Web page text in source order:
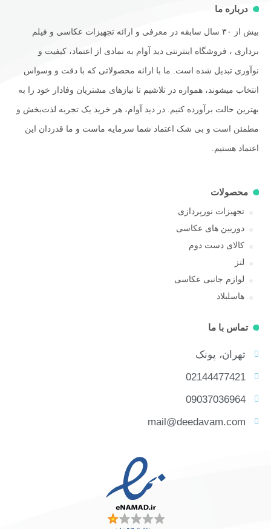
درباره ما
بیش از ۳۰ سال سابقه در معرفی و ارائه تجهیزات عکاسی و فیلم
برداری ، فروشگاه اینترنتی دید آوام به نمادی از اعتماد، کیفیت و
نوآوری تبدیل شده است. ما با ارائه محصولاتی که با دقت و وسواس
انتخاب میشوند، همواره در تلاشیم تا نیازهای مشتریان وفادار خود را به
بهترین حالت برآورده کنیم. در دید آوام، هر خرید یک تجربه لذت‌بخش و
مطمئن است و بی شک اعتماد شما سرمایه ماست و ما قدردان این
اعتماد هستیم.
محصولات
تجهیزات نورپردازی
دوربین های عکاسی
کالای دست دوم
لنز
لوازم جانبی عکاسی
هاسلبلاد
تماس با ما
تهران، پونک
02144477421
09037036964
mail@deedavam.com